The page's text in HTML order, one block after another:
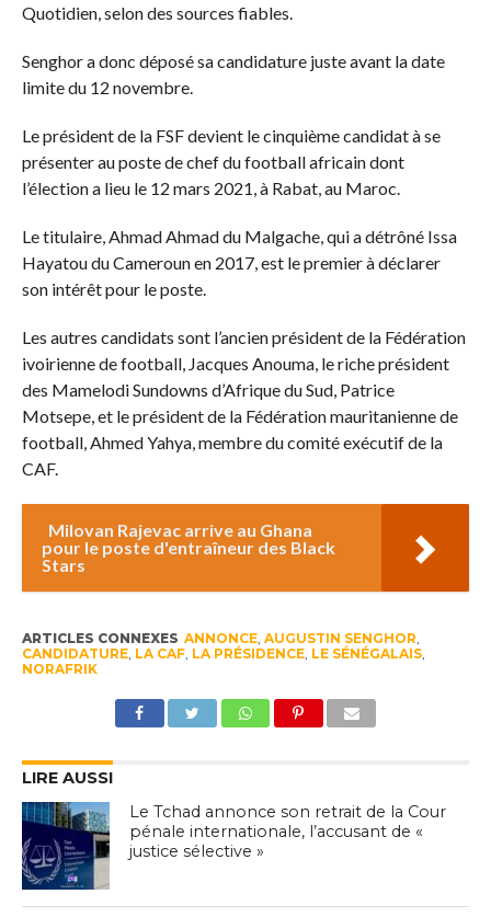
Quotidien, selon des sources fiables.
Senghor a donc déposé sa candidature juste avant la date
limite du 12 novembre.
Le président de la FSF devient le cinquième candidat à se
présenter au poste de chef du football africain dont
l’élection a lieu le 12 mars 2021, à Rabat, au Maroc.
Le titulaire, Ahmad Ahmad du Malgache, qui a détrôné Issa
Hayatou du Cameroun en 2017, est le premier à déclarer
son intérêt pour le poste.
Les autres candidats sont l’ancien président de la Fédération
ivoirienne de football, Jacques Anouma, le riche président
des Mamelodi Sundowns d’Afrique du Sud, Patrice
Motsepe, et le président de la Fédération mauritanienne de
football, Ahmed Yahya, membre du comité exécutif de la
CAF.
Milovan Rajevac arrive au Ghana
pour le poste d'entraîneur des Black
Stars
ARTICLES CONNEXES ANNONCE, AUGUSTIN SENGHOR
CANDIDATURE, LA CAF, LA PRÉSIDENCE, LE SÉNÉGALAIS,
NORAFRIK
LIRE AUSSI
Le Tchad annonce son retrait de la Cour
pénale internationale, l’accusant de «
justice sélective »